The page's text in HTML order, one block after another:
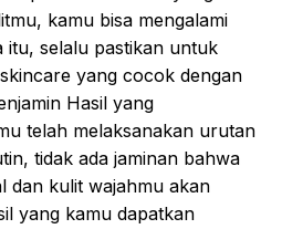
kamu bisa mengalami
itu, selalu pastikan untuk
yang cocok dengan
Hasil yang
telah melaksanakan urutan
tidak ada jaminan bahwa
dan kulit wajahmu akan
yang kamu dapatkan